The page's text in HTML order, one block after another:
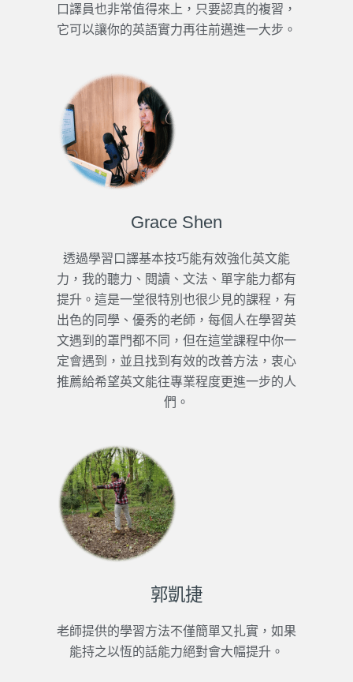
口譯員也非常值得來上，只要認真的複習，
它可以讓你的英語實力再往前邁進一大步。
Grace Shen
透過學習口譯基本技巧能有效強化英文能
力，我的聽力、閱讀、文法、單字能力都有
提升。這是一堂很特別也很少見的課程，有
出色的同學、優秀的老師，每個人在學習英
文遇到的罩門都不同，但在這堂課程中你一
定會遇到，並且找到有效的改善方法，衷心
推薦給希望英文能往專業程度更進一步的人
們。
郭凱捷
老師提供的學習方法不僅簡單又扎實，如果
能持之以恆的話能力絕對會大幅提升。